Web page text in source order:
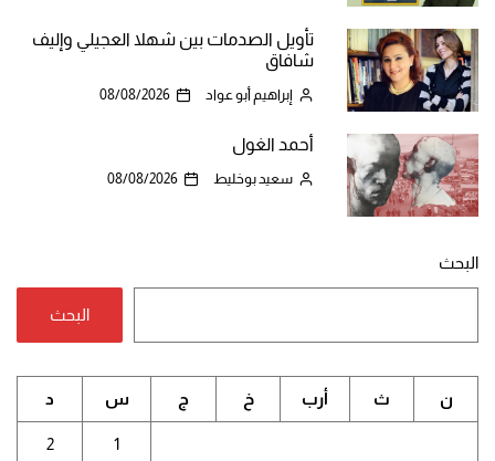
تأويل الصدمات بين شهلا العجيلي وإليف
شافاق
إبراهيم أبو عواد 08/08/2026
أحمد الغول
سعيد بوخليط 08/08/2026
البحث
البحث
ن ث أرب خ ج س د
1
2